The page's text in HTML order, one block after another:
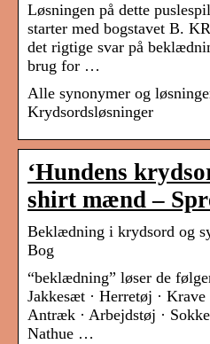
Løsningen på dette
starter med bogstavet B.
det rigtige svar på
brug for …
Alle synonymer og
Krydsordsløsninger
‘Hundens
shirt mænd –
Beklædning i krydsord og
Bog
“beklædning” løser de
Jakkesæt · Herretøj · Krave
Antræk · Arbejdstøj ·
Nathue …